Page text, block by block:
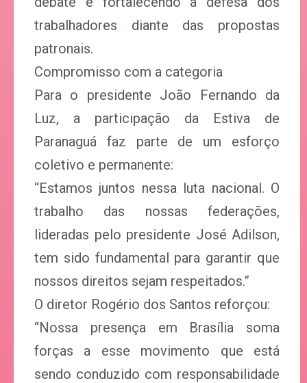
trabalhadores diante das propostas
patronais.
Compromisso com a categoria
Para o presidente João Fernando da
Luz, a participação da Estiva de
Paranaguá faz parte de um esforço
coletivo e permanente:
“Estamos juntos nessa luta nacional. O
trabalho das nossas federações,
lideradas pelo presidente José Adilson,
tem sido fundamental para garantir que
nossos direitos sejam respeitados.”
O diretor Rogério dos Santos reforçou:
“Nossa presença em Brasília soma
forças a esse movimento que está
sendo conduzido com responsabilidade